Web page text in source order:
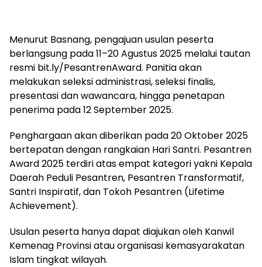
Menurut Basnang, pengajuan usulan peserta
berlangsung pada 11–20 Agustus 2025 melalui tautan
resmi bit.ly/PesantrenAward. Panitia akan
melakukan seleksi administrasi, seleksi finalis,
presentasi dan wawancara, hingga penetapan
penerima pada 12 September 2025.
Penghargaan akan diberikan pada 20 Oktober 2025
bertepatan dengan rangkaian Hari Santri. Pesantren
Award 2025 terdiri atas empat kategori yakni Kepala
Daerah Peduli Pesantren, Pesantren Transformatif,
Santri Inspiratif, dan Tokoh Pesantren (Lifetime
Achievement).
Usulan peserta hanya dapat diajukan oleh Kanwil
Kemenag Provinsi atau organisasi kemasyarakatan
Islam tingkat wilayah.